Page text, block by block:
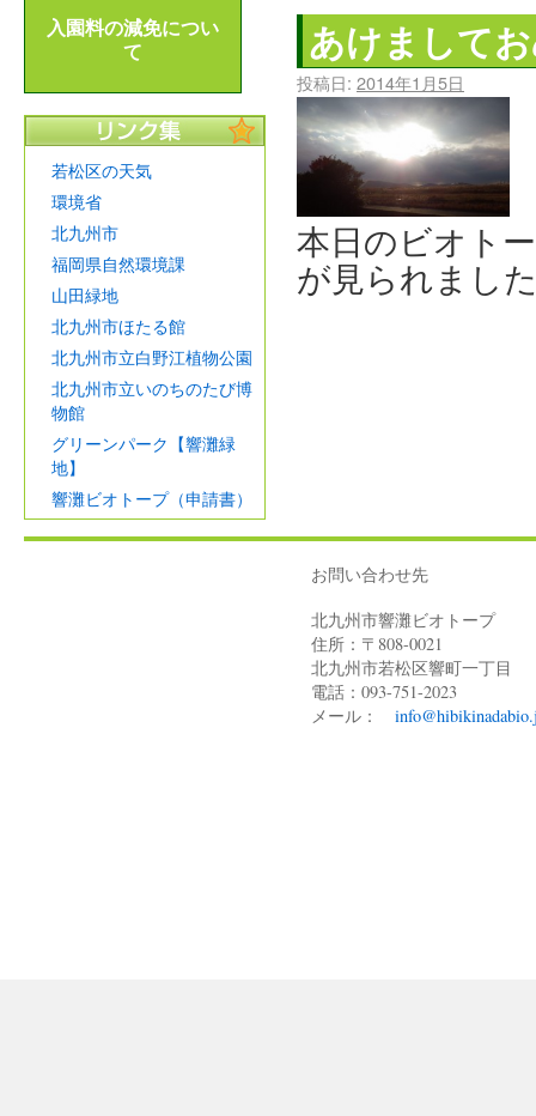
あけまして
投稿日: 2014年1月5日
本日のビオト
が見られまし
入園料の減免につい
て
若松区の天気
環境省
北九州市
福岡県自然環境課
山田緑地
北九州市ほたる館
北九州市立白野江植物公園
北九州市立いのちのたび博
物館
グリーンパーク【響灘緑
地】
響灘ビオトープ（申請書）
お問い合わせ先
北九州市響灘ビオトープ
住所：〒808-0021
北九州市若松区響町一丁目
電話：093-751-2023
メール：